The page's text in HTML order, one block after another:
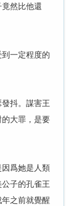
然比他還
一定程度的
抖。謀害王
大罪，是要
爲她是人類
子的孔雀王
之前就覺醒